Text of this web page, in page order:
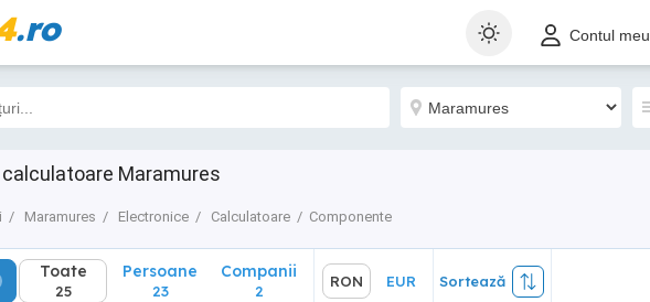
.ro Contul meu
Maramures
Maramures Electronice Calculatoare Componente
Toate
25
Sortează
Toate
25
Persoane
23
Companii
2
RON EUR Sortează